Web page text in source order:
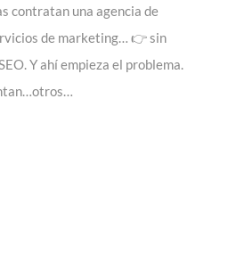
contratan una agencia de
de marketing… 👉 sin
Y ahí empieza el problema.